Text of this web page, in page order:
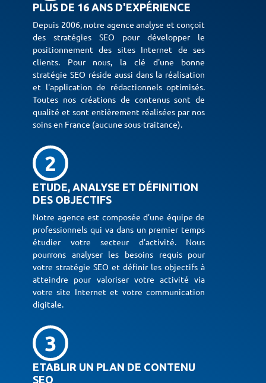
PLUS DE 16 ANS D'EXPÉRIENCE
Depuis 2006, notre agence analyse et conçoit
des stratégies SEO pour développer le
positionnement des sites Internet de ses
clients. Pour nous, la clé d'une bonne
stratégie SEO réside aussi dans la réalisation
et l'application de rédactionnels optimisés.
Toutes nos créations de contenus sont de
qualité et sont entièrement réalisées par nos
soins en France (aucune sous-traitance).
2
ETUDE, ANALYSE ET DÉFINITION
DES OBJECTIFS
Notre agence est composée d’une équipe de
professionnels qui va dans un premier temps
étudier votre secteur d'activité. Nous
pourrons analyser les besoins requis pour
votre stratégie SEO et définir les objectifs à
atteindre pour valoriser votre activité via
votre site Internet et votre communication
digitale.
3
ETABLIR UN PLAN DE CONTENU
SEO